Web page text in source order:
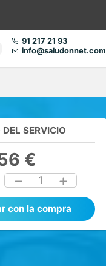
91 217 21 93
info@saludonnet.com
DEL SERVICIO
€
1
con la compra